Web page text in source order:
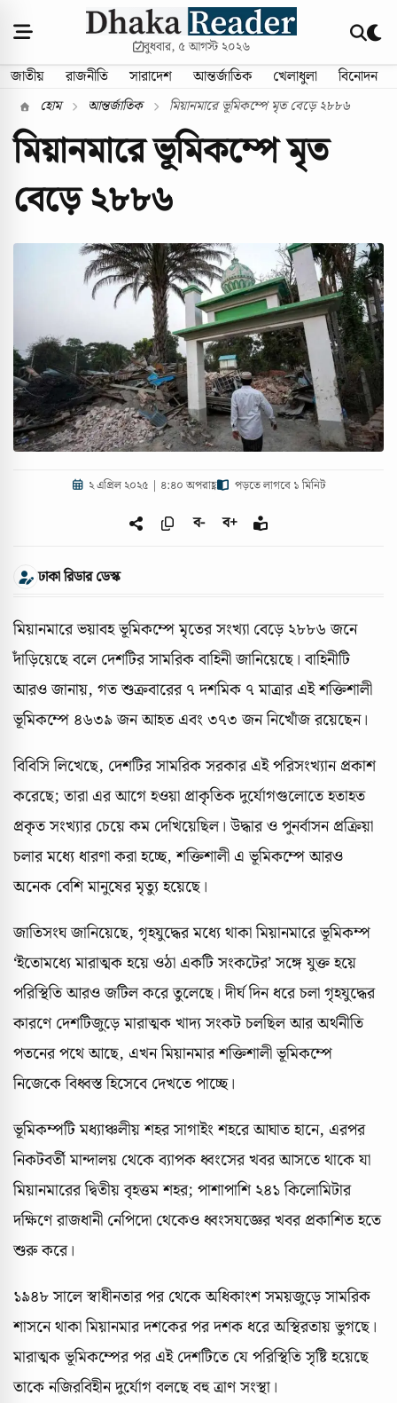
বুধবার, ৫ আগস্ট ২০২৬
জাতীয় রাজনীতি সারাদেশ আন্তর্জাতিক খেলাধুলা বিনোদন
হোম আন্তর্জাতিক মিয়ানমারে ভূমিকম্পে মৃত বেড়ে ২৮৮৬
মিয়ানমারে ভূমিকম্পে মৃত
বেড়ে ২৮৮৬
২ এপ্রিল ২০২৫ | ৪:৪০ অপরাহ্ণ পড়তে লাগবে ১ মিনিট
ব- ব+
ঢাকা রিডার ডেস্ক
মিয়ানমারে ভয়াবহ ভূমিকম্পে মৃতের সংখ্যা বেড়ে ২৮৮৬ জনে
দাঁড়িয়েছে বলে দেশটির সামরিক বাহিনী জানিয়েছে। বাহিনীটি
আরও জানায়, গত শুক্রবারের ৭ দশমিক ৭ মাত্রার এই শক্তিশালী
ভূমিকম্পে ৪৬৩৯ জন আহত এবং ৩৭৩ জন নিখোঁজ রয়েছেন।
বিবিসি লিখেছে, দেশটির সামরিক সরকার এই পরিসংখ্যান প্রকাশ
করেছে; তারা এর আগে হওয়া প্রাকৃতিক দুর্যোগগুলোতে হতাহত
প্রকৃত সংখ্যার চেয়ে কম দেখিয়েছিল। উদ্ধার ও পুনর্বাসন প্রক্রিয়া
চলার মধ্যে ধারণা করা হচ্ছে, শক্তিশালী এ ভূমিকম্পে আরও
অনেক বেশি মানুষের মৃত্যু হয়েছে।
জাতিসংঘ জানিয়েছে, গৃহযুদ্ধের মধ্যে থাকা মিয়ানমারে ভূমিকম্প
‘ইতোমধ্যে মারাত্মক হয়ে ওঠা একটি সংকটের’ সঙ্গে যুক্ত হয়ে
পরিস্থিতি আরও জটিল করে তুলেছে। দীর্ঘ দিন ধরে চলা গৃহযুদ্ধের
কারণে দেশটিজুড়ে মারাত্মক খাদ্য সংকট চলছিল আর অর্থনীতি
পতনের পথে আছে, এখন মিয়ানমার শক্তিশালী ভূমিকম্পে
নিজেকে বিধ্বস্ত হিসেবে দেখতে পাচ্ছে।
ভূমিকম্পটি মধ্যাঞ্চলীয় শহর সাগাইং শহরে আঘাত হানে, এরপর
নিকটবর্তী মান্দালয় থেকে ব্যাপক ধ্বংসের খবর আসতে থাকে যা
মিয়ানমারের দ্বিতীয় বৃহত্তম শহর; পাশাপাশি ২৪১ কিলোমিটার
দক্ষিণে রাজধানী নেপিদো থেকেও ধ্বংসযজ্ঞের খবর প্রকাশিত হতে
শুরু করে।
১৯৪৮ সালে স্বাধীনতার পর থেকে অধিকাংশ সময়জুড়ে সামরিক
শাসনে থাকা মিয়ানমার দশকের পর দশক ধরে অস্থিরতায় ভুগছে।
মারাত্মক ভূমিকম্পের পর এই দেশটিতে যে পরিস্থিতি সৃষ্টি হয়েছে
তাকে নজিরবিহীন দুর্যোগ বলছে বহু ত্রাণ সংস্থা।